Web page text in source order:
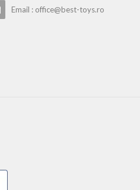
Email : office@best-toys.ro